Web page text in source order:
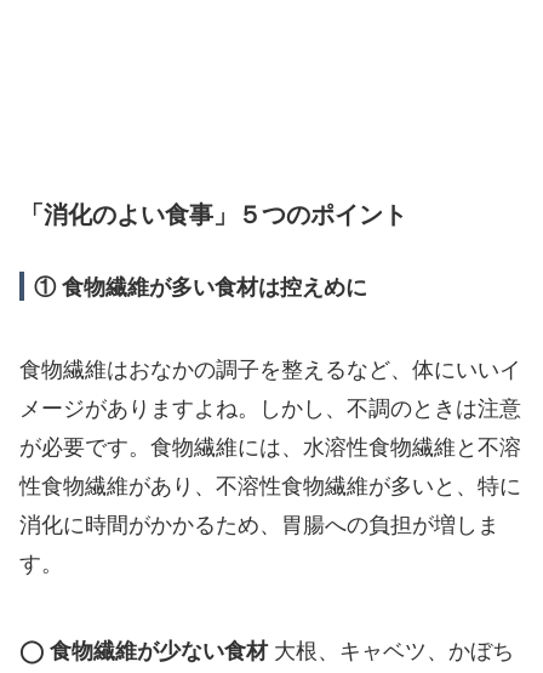
「消化のよい食事」５つのポイント
① 食物繊維が多い食材は控えめに
食物繊維はおなかの調子を整えるなど、体にいいイ
メージがありますよね。しかし、不調のときは注意
が必要です。食物繊維には、水溶性食物繊維と不溶
性食物繊維があり、不溶性食物繊維が多いと、特に
消化に時間がかかるため、胃腸への負担が増しま
す。
◯ 食物繊維が少ない食材大根、キャベツ、かぼち